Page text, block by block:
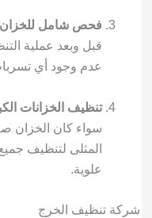
فحص شامل
قبل وبعد عملية
عدم وجود أي
تنظيف الخزانات
سواء كان الخزان
المثلى لتنظيف
علوية.
شركة تنظيف الخرج